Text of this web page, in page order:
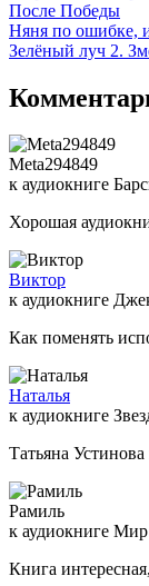
После Победы
Няня по ошибке,
Зелёный луч 2.
Meta294849
к аудиокниге
Хорошая
Виктор
к аудиокниге
Как поменять
Наталья
к аудиокниге
Татьяна
Рамиль
к аудиокниге
Книга